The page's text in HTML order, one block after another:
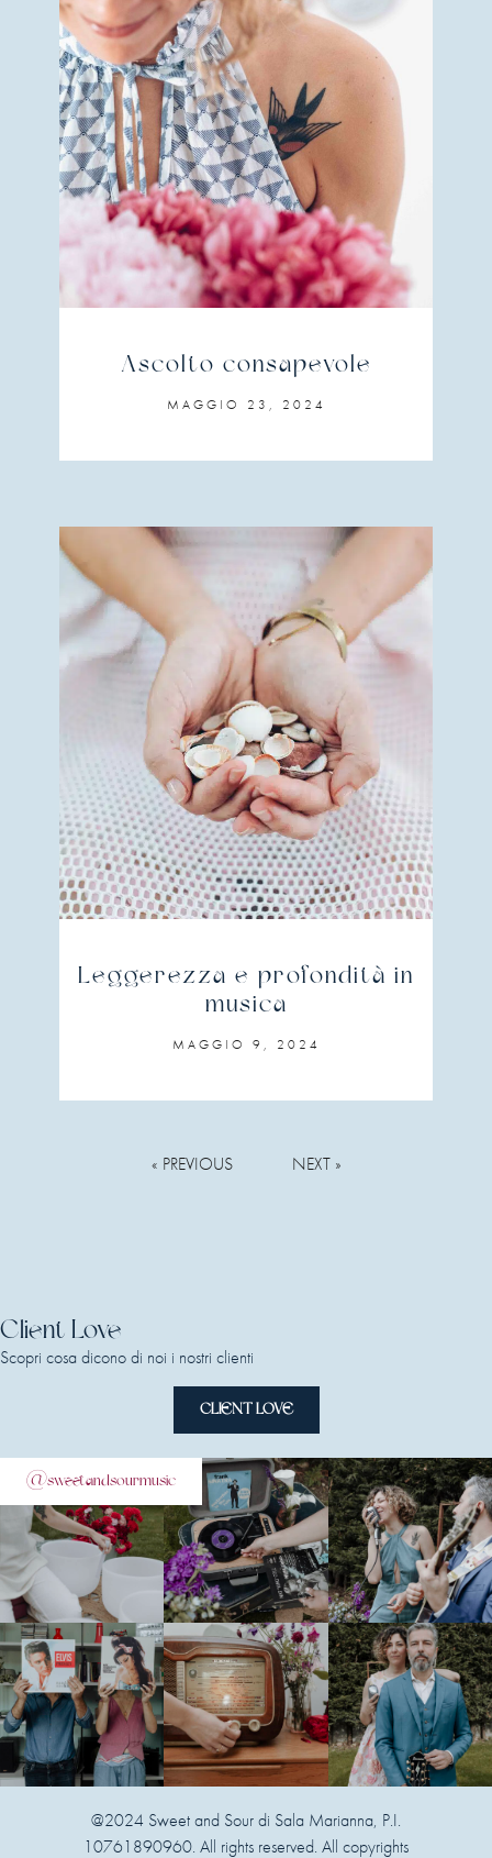
Ascolto consapevole
MAGGIO 23, 2024
Leggerezza e profondità in
musica
MAGGIO 9, 2024
« PREVIOUS NEXT »
Client Love
Scopri cosa dicono di noi i nostri clienti
CLIENT LOVE
@sweetandsourmusic
@2024 Sweet and Sour di Sala Marianna, P.I.
10761890960. All rights reserved. All copyrights